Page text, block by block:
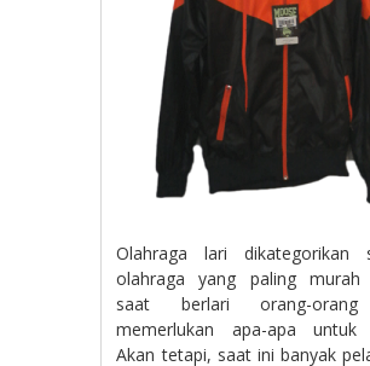
Olahraga lari dikategorikan
olahraga yang paling murah
saat berlari orang-
memerlukan apa-apa untuk
Akan tetapi, saat ini banyak